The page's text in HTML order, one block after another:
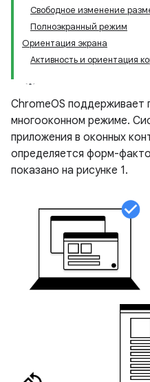
Свободное изменение
Полноэкранный режим
Ориентация экрана
Активность и ориентация
ChromeOS поддерживает
многооконном режиме.
приложения в оконных
определяется форм-
показано на рисунке 1.